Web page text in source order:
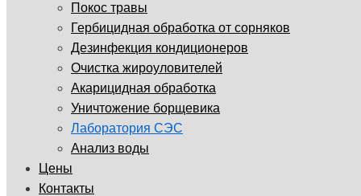
Покос травы
Гербицидная обработка от сорняков
Дезинфекция кондиционеров
Очистка жироуловителей
Акарицидная обработка
Уничтожение борщевика
Лаборатория СЭС
Анализ воды
Цены
Контакты